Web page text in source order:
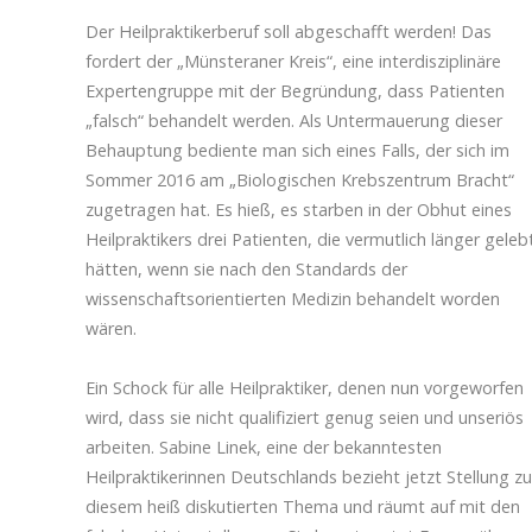
Der Heilpraktikerberuf soll abgeschafft werden! Das
fordert der „Münsteraner Kreis“, eine interdisziplinäre
Expertengruppe mit der Begründung, dass Patienten
„falsch“ behandelt werden. Als Untermauerung dieser
Behauptung bediente man sich eines Falls, der sich im
Sommer 2016 am „Biologischen Krebszentrum Bracht“
zugetragen hat. Es hieß, es starben in der Obhut eines
Heilpraktikers drei Patienten, die vermutlich länger
hätten, wenn sie nach den Standards der
wissenschaftsorientierten Medizin behandelt worden
wären.
Ein Schock für alle Heilpraktiker, denen nun vorgeworfen
wird, dass sie nicht qualifiziert genug seien und unseriös
arbeiten. Sabine Linek, eine der bekanntesten
Heilpraktikerinnen Deutschlands bezieht jetzt Stellung zu
diesem heiß diskutierten Thema und räumt auf mit den